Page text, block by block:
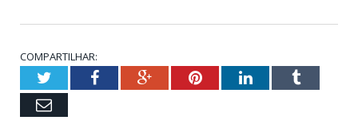
COMPARTILHAR:
TwitterFacebookGoogle+PinterestLinkedInTumblr
Email